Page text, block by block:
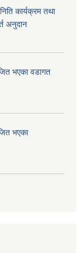
कार्यक्रम तथा
अनुदान
भएका वडागत
भएका